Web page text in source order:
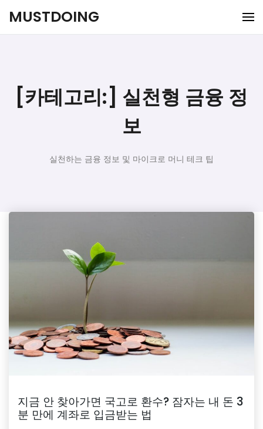
MUSTDOING
[카테고리:] 실천형 금융 정
보
실천하는 금융 정보 및 마이크로 머니 테크 팁
지금 안 찾아가면 국고로 환수? 잠자는 내 돈 3
분 만에 계좌로 입금받는 법